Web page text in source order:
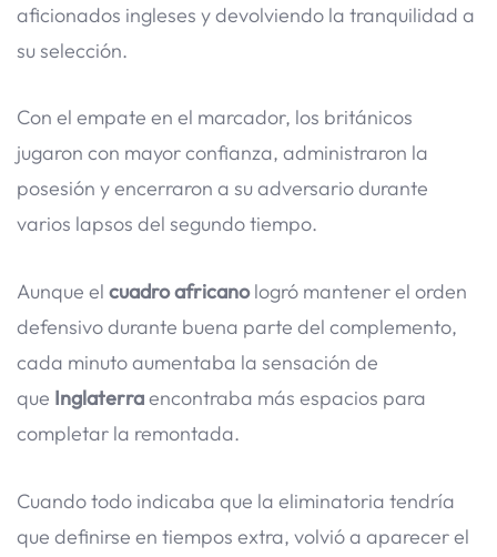
aficionados ingleses y devolviendo la tranquilidad a
su selección.
Con el empate en el marcador, los británicos
jugaron con mayor confianza, administraron la
posesión y encerraron a su adversario durante
varios lapsos del segundo tiempo.
Aunque el cuadro africanologró mantener el orden
defensivo durante buena parte del complemento,
cada minuto aumentaba la sensación de
que Inglaterraencontraba más espacios para
completar la remontada.
Cuando todo indicaba que la eliminatoria tendría
que definirse en tiempos extra, volvió a aparecer el